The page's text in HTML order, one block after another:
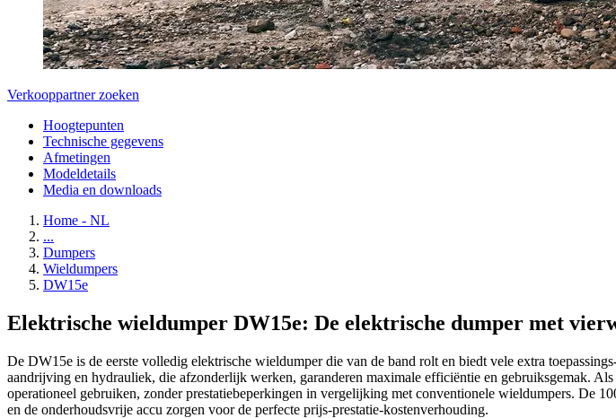
Verkooppartner zoeken
Hoogtepunten
Technische gegevens
Afmetingen
Modeldetails
Media en downloads
Home - NL
...
Dumpers
Wieldumpers
DW15e
Elektrische wieldumper DW15e: De elektrische dumper met
De DW15e is de eerste volledig elektrische wieldumper die van de band rolt en biedt vele extra
aandrijving en hydrauliek, die afzonderlijk werken, garanderen maximale efficiëntie en gebruiksgemak.
operationeel gebruiken, zonder prestatiebeperkingen in vergelijking met conventionele wieldumpers. De
en de onderhoudsvrije accu zorgen voor de perfecte prijs-prestatie-kostenverhouding.